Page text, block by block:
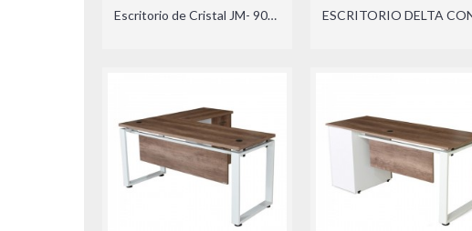
Escritorio de Cristal JM- 909 GE